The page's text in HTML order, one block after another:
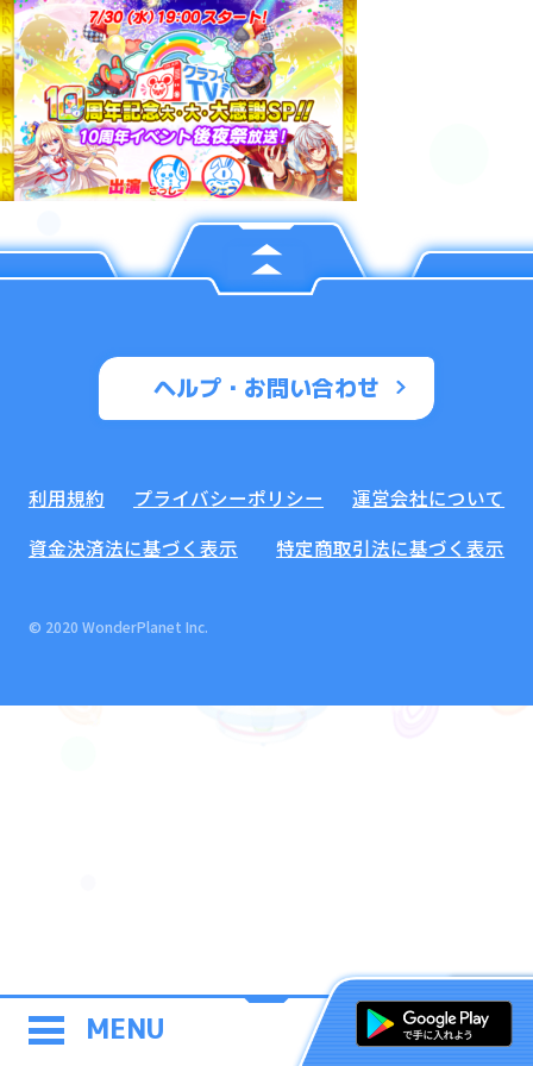
MENU
ヘルプ・お問い合わせ
利用規約 プライバシーポリシー
運営会社について
資金決済法に基づく表示
特定商取引法に基づく表示
© 2020 WonderPlanet Inc.